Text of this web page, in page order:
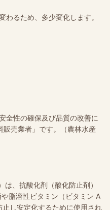
るため、多少変化します。
全性の確保及び品質の改善に
売業者」です。（農林水産
、抗酸化剤（酸化防止剤）
脂溶性ビタミン（ビタミン A
し安定化するために使用され